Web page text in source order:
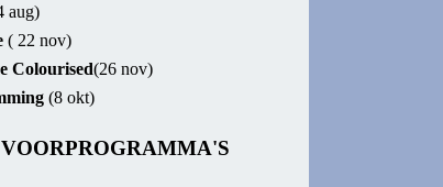
aug)
( 22 nov)
Colourised(26 nov)
(8 okt)